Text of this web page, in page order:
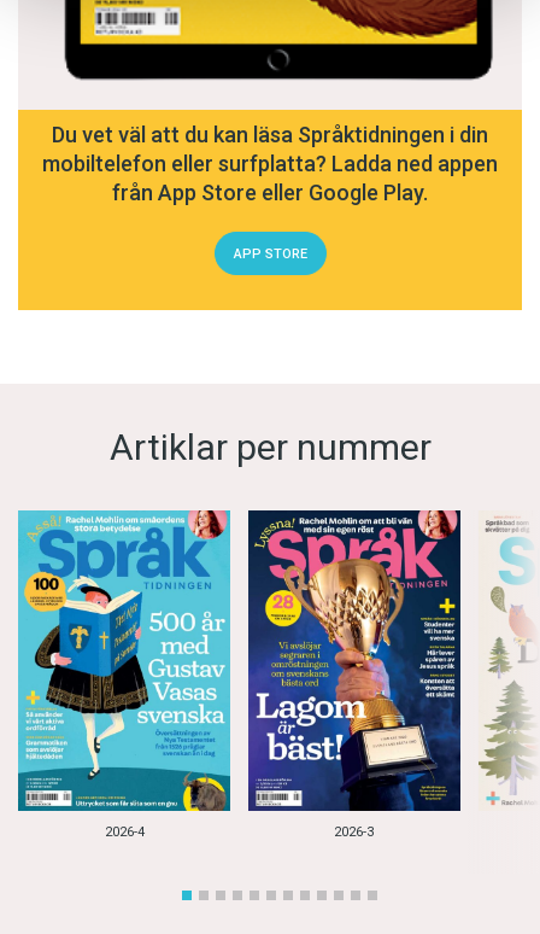
Du vet väl att du kan läsa Språktidningen i din
mobiltelefon eller surfplatta? Ladda ned appen
från App Store eller Google Play.
APP STORE
Artiklar per nummer
2026-4 2026-3